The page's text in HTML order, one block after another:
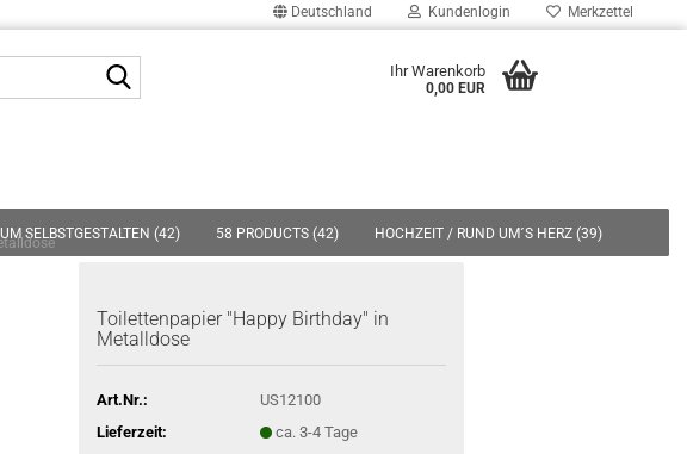
Deutschland Kundenlogin
Konto erstellen
Merkzettel
Ihr Warenkorb
0,00 EUR
SELBSTGESTALTEN (42) 58 PRODUCTS (42) HOCHZEIT / RUND UM´S HERZ (39)
Toilettenpapier "Happy Birthday" in
Metalldose
Art.Nr.:
US12100
Lieferzeit:
ca. 3-4 Tage